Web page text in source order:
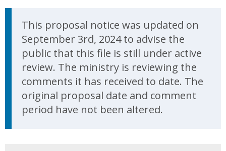
Update Announcement
This proposal notice was updated on
September 3rd, 2024 to advise the
public that this file is still under active
review. The ministry is reviewing the
comments it has received to date. The
original proposal date and comment
period have not been altered.